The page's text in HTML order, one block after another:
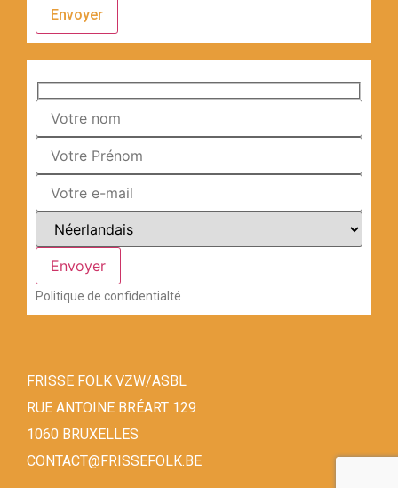
Envoyer
Politique de confidentialté
FRISSE FOLK VZW/ASBL
RUE ANTOINE BRÉART 129
1060 BRUXELLES
CONTACT@FRISSEFOLK.BE